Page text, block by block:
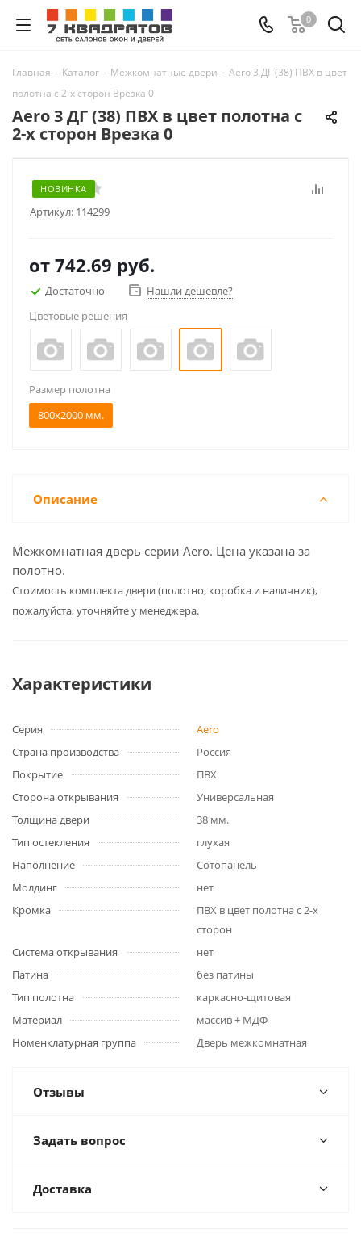
0
Главная - Каталог - Межкомнатные двери - Aero 3 ДГ (38) ПВХ в цвет
полотна с 2-х сторон Врезка 0
Aero 3 ДГ (38) ПВХ в цвет полотна с
2-х сторон Врезка 0
НОВИНКА
Артикул: 114299
от 742.69 руб.
Достаточно
Нашли дешевле?
Цветовые решения
Размер полотна
800x2000 мм.
Описание
Межкомнатная дверь серии Aero. Цена указана за
полотно.
Cтоимость комплекта двери (полотно, коробка и наличник),
пожалуйста, уточняйте у менеджера.
Характеристики
Серия
Aero
Страна производства
Россия
Покрытие
ПВХ
Сторона открывания
Универсальная
Толщина двери
38 мм.
Тип остекления
глухая
Наполнение
Сотопанель
Молдинг
нет
Кромка
ПВХ в цвет полотна с 2-х
сторон
Система открывания
нет
Патина
без патины
Тип полотна
каркасно-щитовая
Материал
массив + МДФ
Номенклатурная группа
Дверь межкомнатная
Отзывы
Задать вопрос
Доставка